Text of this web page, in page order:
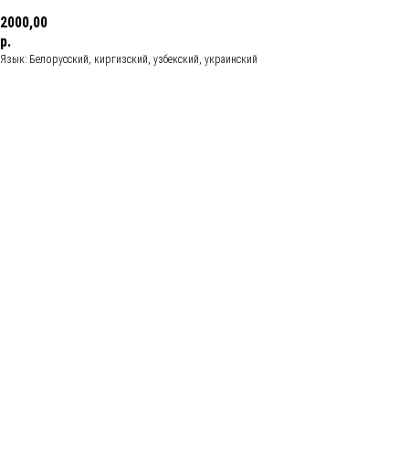
2000,00
р.
Язык: Белорусский, киргизский, узбекский, украинский